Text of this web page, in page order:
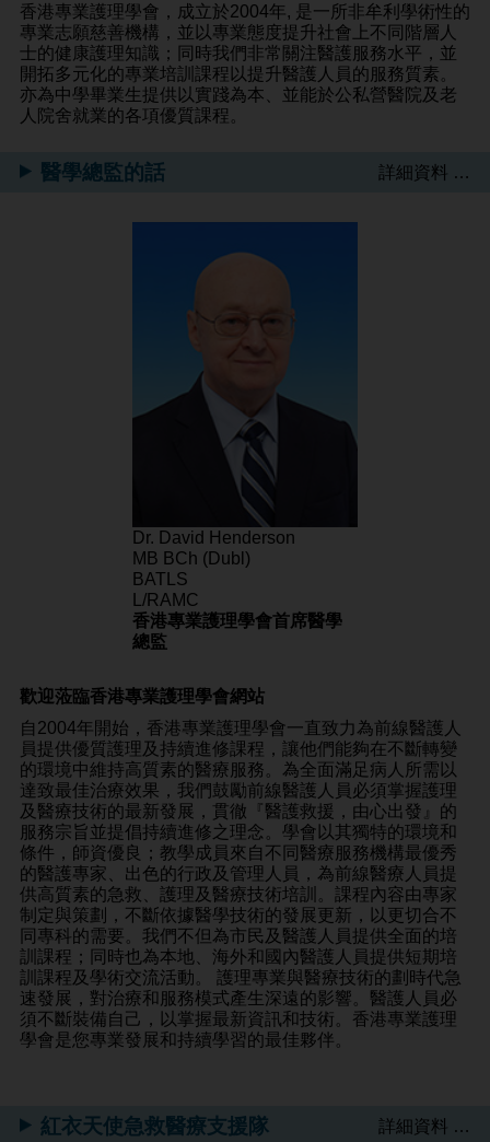
香港專業護理學會，成立於2004年, 是一所非牟利學術性的
專業志願慈善機構，並以專業態度提升社會上不同階層人
士的健康護理知識；同時我們非常關注醫護服務水平，並
開拓多元化的專業培訓課程以提升醫護人員的服務質素。
亦為中學畢業生提供以實踐為本、並能於公私營醫院及老
人院舍就業的各項優質課程。
醫學總監的話 詳細資料 …
Dr. David Henderson
MB BCh (Dubl)
BATLS
L/RAMC
香港專業護理學會首席醫學
總監
歡迎蒞臨香港專業護理學會網站
自2004年開始，香港專業護理學會一直致力為前線醫護人
員提供優質護理及持續進修課程，讓他們能夠在不斷轉變
的環境中維持高質素的醫療服務。為全面滿足病人所需以
達致最佳治療效果，我們鼓勵前線醫護人員必須掌握護理
及醫療技術的最新發展，貫徹『醫護救援，由心出發』的
服務宗旨並提倡持續進修之理念。學會以其獨特的環境和
條件，師資優良；教學成員來自不同醫療服務機構最優秀
的醫護專家、出色的行政及管理人員，為前線醫療人員提
供高質素的急救、護理及醫療技術培訓。課程內容由專家
制定與策劃，不斷依據醫學技術的發展更新，以更切合不
同專科的需要。我們不但為市民及醫護人員提供全面的培
訓課程；同時也為本地、海外和國內醫護人員提供短期培
訓課程及學術交流活動。 護理專業與醫療技術的劃時代急
速發展，對治療和服務模式產生深遠的影響。醫護人員必
須不斷裝備自己，以掌握最新資訊和技術。香港專業護理
學會是您專業發展和持續學習的最佳夥伴。
紅衣天使急救醫療支援隊 詳細資料 …